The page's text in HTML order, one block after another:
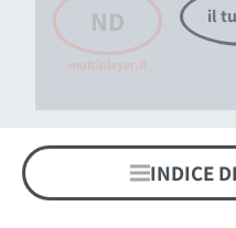
ND
multiplayer.it
il
INDICE